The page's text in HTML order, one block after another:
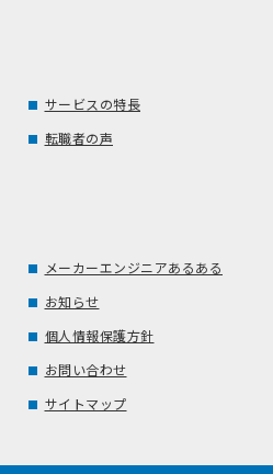
サービスの特長
転職者の声
メーカーエンジニアあるある
お知らせ
個人情報保護方針
お問い合わせ
サイトマップ